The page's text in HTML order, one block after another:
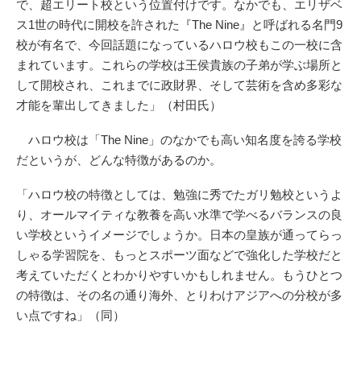
で、超エリート校という位置付けです。なかでも、エリザベ
ス1世の時代に開校を許された『The Nine』と呼ばれる名門9
校が有名で、今回話題になっているハロウ校もこの一校に含
まれています。これらの学校は王侯貴族の子弟が学ぶ場所と
して開校され、これまでに政財界、そして芸術を含め多彩な
才能を輩出してきました」（村田氏）
ハロウ校は「The Nine」のなかでも高い知名度を誇る学校
だというが、どんな特徴があるのか。
「ハロウ校の特徴としては、勉強に秀でたガリ勉校というよ
り、オールマイティな教養を高い水準で学べるバランスの良
い学校というイメージでしょうか。日本の皇族が通ってらっ
しゃる学習院を、もっとスポーツ面などで強化した学校だと
考えていただくとわかりやすいかもしれません。もうひとつ
の特徴は、その名の通り海外、とりわけアジアへの分校が多
い点ですね」（同）